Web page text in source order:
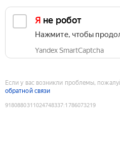
Я не робот
Нажмите, чтобы
Yandex SmartCaptcha
Если у вас возникли проблемы,
обратной связи
9180880311024748337:1786073219